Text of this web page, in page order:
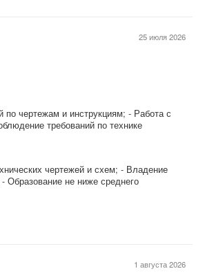
25 июля 2026
по чертежам и инструкциям; - Работа с
требований по технике
чертежей и схем; - Владение
Образование не ниже среднего
1 августа 2026